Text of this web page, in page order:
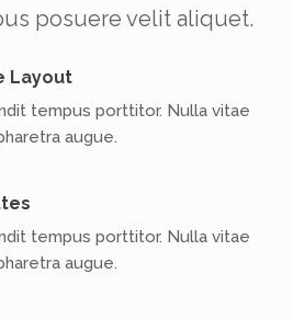
posuere velit aliquet.
Layout
tempus porttitor. Nulla vitae
augue.
tempus porttitor. Nulla vitae
augue.